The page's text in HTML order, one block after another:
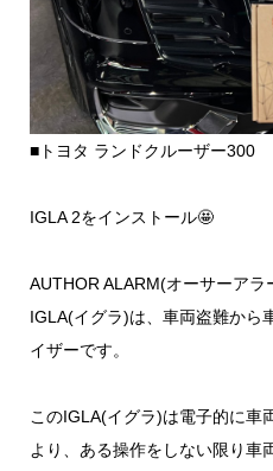
■トヨタ ランドクルーザー300
IGLA 2をインストール🤩
AUTHOR ALARM(オーサーアラ
IGLA(イグラ)は、車両盗難から
イザーです。
このIGLA(イグラ)は電子的に車
より、ある操作をしない限り車